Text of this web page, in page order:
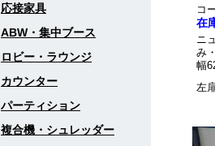
コ
在
ニ
み
幅
左
応接家具
ABW・集中ブース
ロビー・ラウンジ
カウンター
パーティション
複合機・シュレッダー